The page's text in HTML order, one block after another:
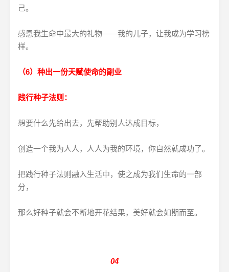
己。
感恩我生命中最大的礼物——我的儿子，让我成为学习榜
样。
（6）种出一份天赋使命的副业
践行种子法则：
想要什么先给出去，先帮助别人达成目标，
创造一个我为人人，人人为我的环境，你自然就成功了。
把践行种子法则融入生活中，使之成为我们生命的一部
分，
那么好种子就会不断地开花结果，美好就会如期而至。
04